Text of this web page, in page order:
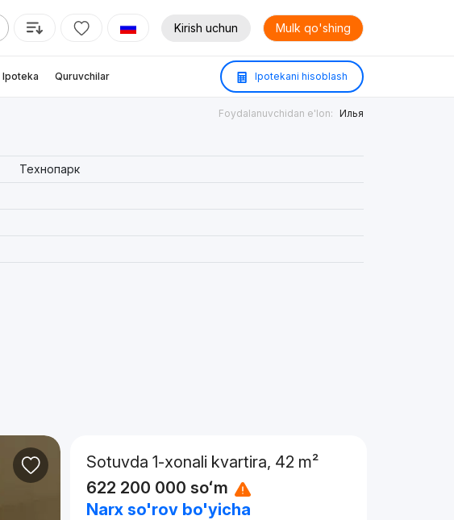
Kirish uchun Mulk qo'shing
Ipoteka Quruvchilar Ipotekani hisoblash
Foydalanuvchidan e'lon: Илья
Технопарк
Sotuvda 1-xonali kvartira, 42 m²
622 200 000 soʻm
Narx so'rov bo'yicha